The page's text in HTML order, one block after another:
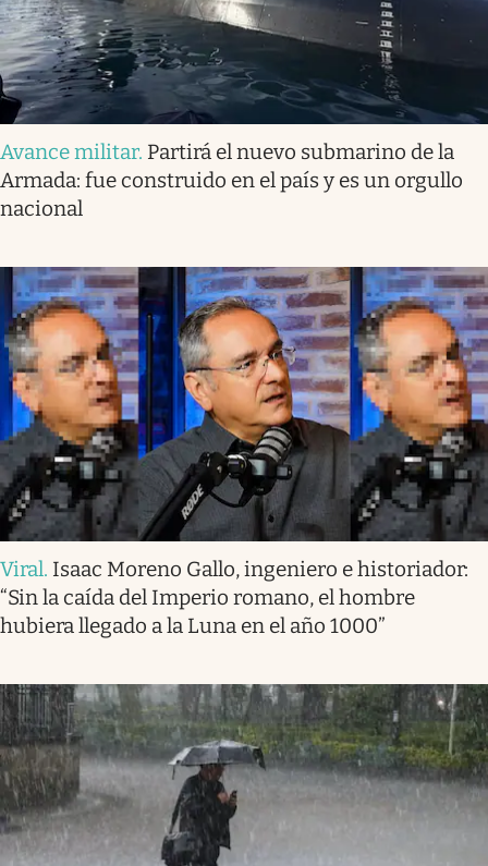
Avance militar. Partirá el nuevo submarino de la
Armada: fue construido en el país y es un orgullo
nacional
Viral. Isaac Moreno Gallo, ingeniero e historiador:
“Sin la caída del Imperio romano, el hombre
hubiera llegado a la Luna en el año 1000”